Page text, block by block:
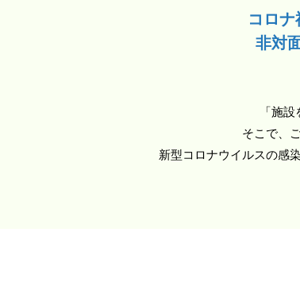
コロ
非対
「施
そこで、
新型コロナウイルスの感